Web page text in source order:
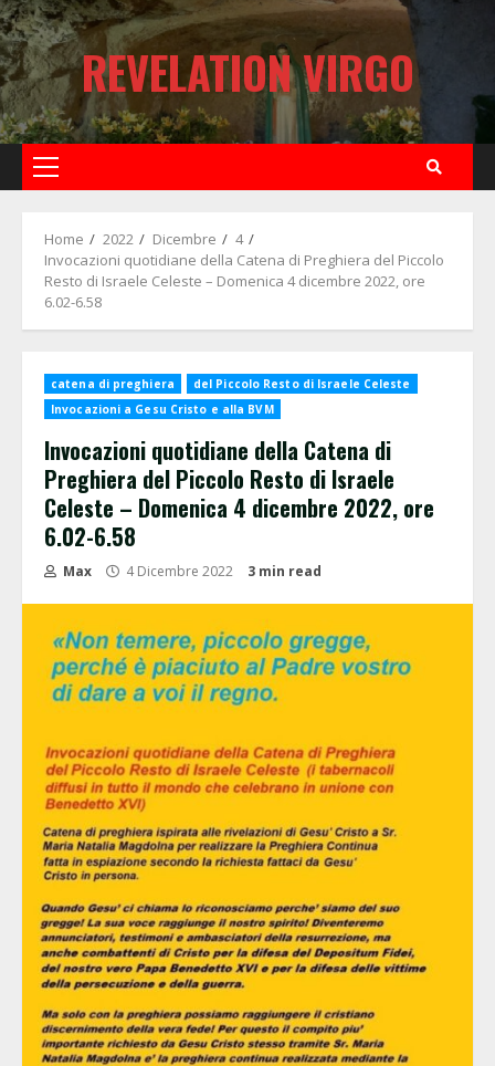
Skip
to
content
REVELATION VIRGO
Primary
Home 2022 Dicembre
4
Invocazioni quotidiane della Catena di Preghiera del Piccolo
Resto di Israele Celeste – Domenica 4 dicembre 2022, ore
6.02-6.58
catena di preghiera
del Piccolo Resto di Israele Celeste
Invocazioni a Gesu Cristo e alla BVM
Invocazioni quotidiane della Catena di
Preghiera del Piccolo Resto di Israele
Celeste – Domenica 4 dicembre 2022, ore
6.02-6.58
Max 4 Dicembre 2022 3 min read